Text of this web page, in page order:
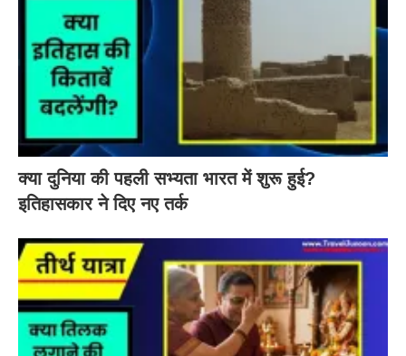
क्या दुनिया की पहली सभ्यता भारत में शुरू हुई?
इतिहासकार ने दिए नए तर्क